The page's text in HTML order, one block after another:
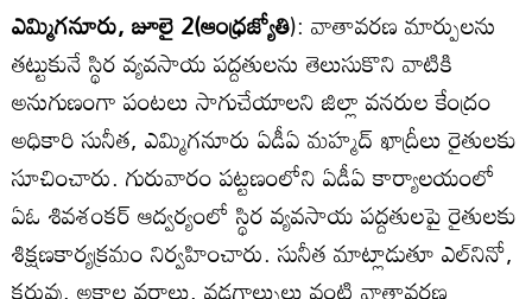
ఎమ్మిగనూరు, జూలై 2(ఆంధ్రజ్యోతి): వాతావరణ మార్పులను
తట్టుకునే స్థిర వ్యవసాయ పద్దతులను తెలుసుకొని వాటికి
అనుగుణంగా పంటలు సాగుచేయాలని జిల్లా వనరుల కేంద్రం
అధికారి సునీత, ఎమ్మిగనూరు ఏడీఏ మహ్మద్‌ ఖాద్రీలు రైతులకు
సూచించారు. గురువారం పట్టణంలోని ఏడీఏ కార్యాలయంలో
ఏఓ శివశంకర్‌ ఆద్వర్యంలో స్థిర వ్యవసాయ పద్దతులపై రైతులకు
శిక్షణకార్యక్రమం నిర్వహించారు. సునీత మాట్లాడుతూ ఎల్‌నినో,